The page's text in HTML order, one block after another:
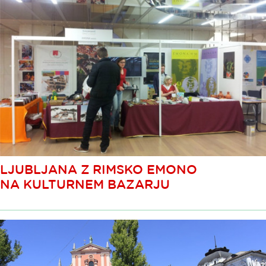
LJUBLJANA Z RIMSKO EMONO
NA KULTURNEM BAZARJU